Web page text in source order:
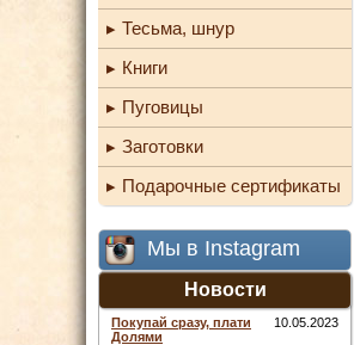
Тесьма, шнур
Книги
Пуговицы
Заготовки
Подарочные сертификаты
Мы в Instagram
Новости
Покупай сразу, плати
Долями
10.05.2023